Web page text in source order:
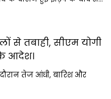
से तबाही, सीएम योगी
आदेश।
तेज आंधी, बारिश और